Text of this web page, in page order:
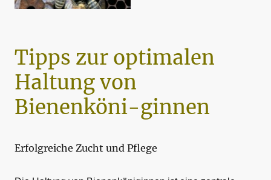
Tipps zur optimalen
Haltung von
Bienenköni-ginnen
Erfolgreiche Zucht und Pflege